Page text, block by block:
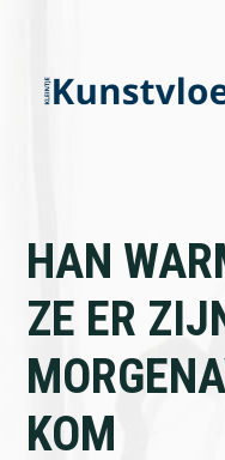
primary
navigation
content
footer
HAN
ZE ER
KOM